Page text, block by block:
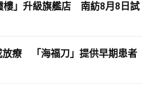
樓」升級旗艦店 南紡8月8日試
放療 「海福刀」提供早期患者